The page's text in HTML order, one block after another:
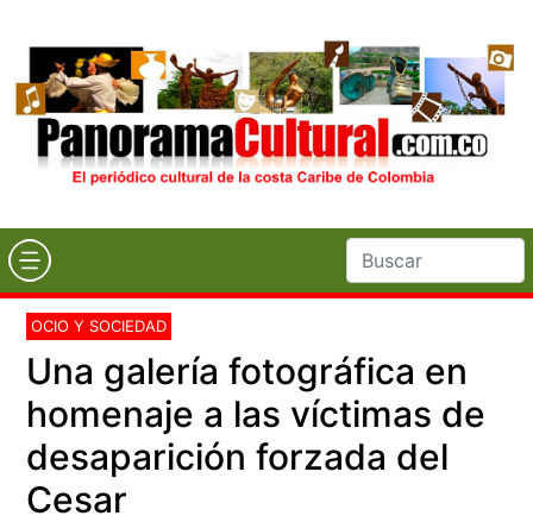
OCIO Y SOCIEDAD
Una galería fotográfica en
homenaje a las víctimas de
desaparición forzada del
Cesar